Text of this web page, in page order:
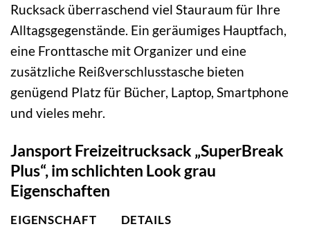
Rucksack überraschend viel Stauraum für Ihre
Alltagsgegenstände. Ein geräumiges Hauptfach,
eine Fronttasche mit Organizer und eine
zusätzliche Reißverschlusstasche bieten
genügend Platz für Bücher, Laptop, Smartphone
und vieles mehr.
Jansport Freizeitrucksack „SuperBreak
Plus“, im schlichten Look grau
Eigenschaften
EIGENSCHAFT DETAILS